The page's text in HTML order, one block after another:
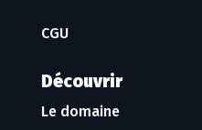
CGU
Découvrir
Le domaine